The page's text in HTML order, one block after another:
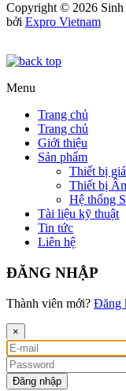
Copyright © 2026 Sinh
bởi Expro Vietnam
Menu
Trang chủ
Trang chủ
Giới thiệu
Sản phẩm
Thiết bị
Thiết bị
Hệ thống
Tài liệu kỹ thuật
Tin tức
Liên hệ
ĐĂNG NHẬP
Thành viên mới? Đăng
×
Đăng nhập